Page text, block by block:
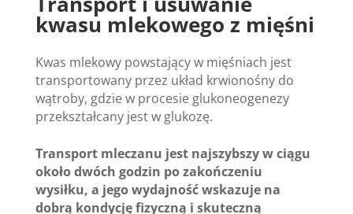
kwasu mlekowego z mięśni
Kwas mlekowy powstający w mięśniach jest
transportowany przez układ krwionośny do
wątroby, gdzie w procesie glukoneogenezy
przekształcany jest w glukozę.
Transport mleczanu jest najszybszy w ciągu
około dwóch godzin po zakończeniu
wysiłku, a jego wydajność wskazuje na
dobrą kondycję fizyczną i skuteczną